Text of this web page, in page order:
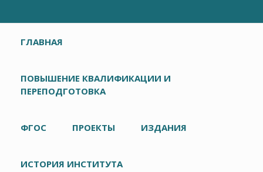
Главное меню
ГЛАВНАЯ
ПОВЫШЕНИЕ КВАЛИФИКАЦИИ И
ПЕРЕПОДГОТОВКА
ФГОС ПРОЕКТЫ ИЗДАНИЯ
ИСТОРИЯ ИНСТИТУТА